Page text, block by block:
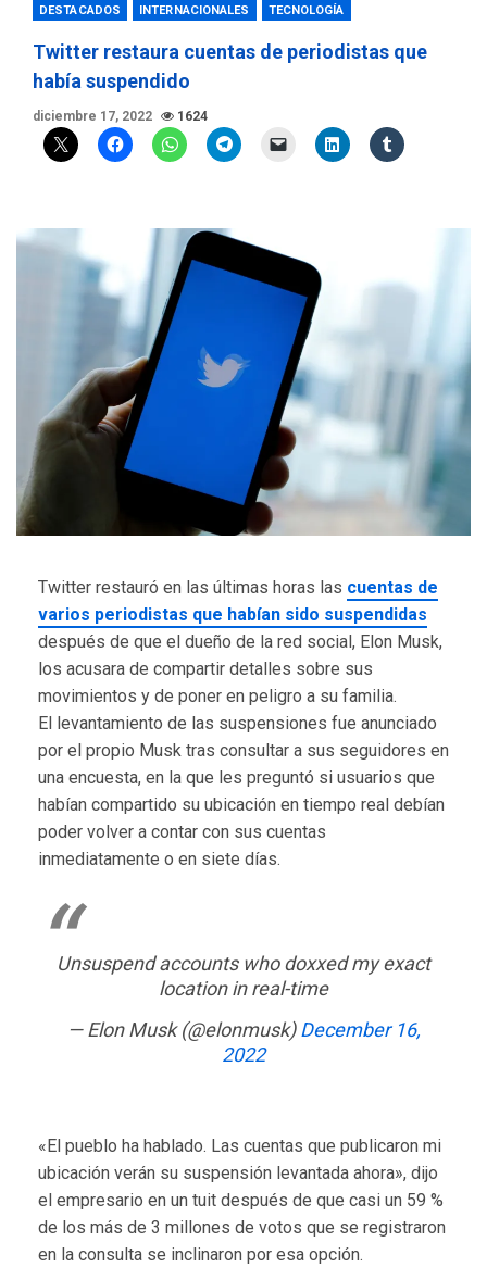
DESTACADOS INTERNACIONALES TECNOLOGÍA
Twitter restaura cuentas de periodistas que
había suspendido
diciembre 17, 2022 1624
Twitter restauró en las últimas horas las cuentas de
varios periodistas que habían sido suspendidas
después de que el dueño de la red social, Elon Musk,
los acusara de compartir detalles sobre sus
movimientos y de poner en peligro a su familia.
El levantamiento de las suspensiones fue anunciado
por el propio Musk tras consultar a sus seguidores en
una encuesta, en la que les preguntó si usuarios que
habían compartido su ubicación en tiempo real debían
poder volver a contar con sus cuentas
inmediatamente o en siete días.
Unsuspend accounts who doxxed my exact
location in real-time
— Elon Musk (@elonmusk)December 16,
2022
«El pueblo ha hablado. Las cuentas que publicaron mi
ubicación verán su suspensión levantada ahora», dijo
el empresario en un tuit después de que casi un 59 %
de los más de 3 millones de votos que se registraron
en la consulta se inclinaron por esa opción.